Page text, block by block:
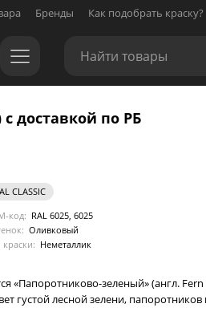
Бренды Как подобрать краску?
с доставкой по РБ
CLASSIC
код: RAL 6025, 6025
Оливковый
краски: Неметаллик
«Папоротниково-зеленый» (англ.
густой лесной зелени,